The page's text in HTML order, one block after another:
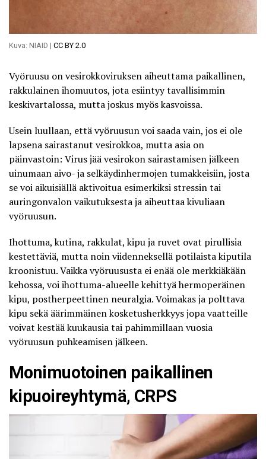
Kuva: NIAID | CC BY 2.0
Vyöruusu on vesirokkoviruksen aiheuttama paikallinen,
rakkulainen ihomuutos, jota esiintyy tavallisimmin
keskivartalossa, mutta joskus myös kasvoissa.
Usein luullaan, että vyöruusun voi saada vain, jos ei ole
lapsena sairastanut vesirokkoa, mutta asia on
päinvastoin: Virus jää vesirokon sairastamisen jälkeen
uinumaan aivo- ja selkäydinhermojen tumakkeisiin, josta
se voi aikuisiällä aktivoitua esimerkiksi stressin tai
auringonvalon vaikutuksesta ja aiheuttaa kivuliaan
vyöruusun.
Ihottuma, kutina, rakkulat, kipu ja ruvet ovat pirullisia
kestettäviä, mutta noin viidenneksellä potilaista kiputila
kroonistuu. Vaikka vyöruususta ei enää ole merkkiäkään
kehossa, voi ihottuma-alueelle kehittyä hermoperäinen
kipu, postherpeettinen neuralgia. Voimakas ja polttava
kipu sekä äärimmäinen kosketusherkkyys jopa vaatteille
voivat kestää kuukausia tai pahimmillaan vuosia
vyöruusun puhkeamisen jälkeen.
Monimuotoinen paikallinen
kipuoireyhtymä, CRPS